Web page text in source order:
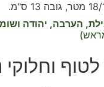
הערבה, יהודה